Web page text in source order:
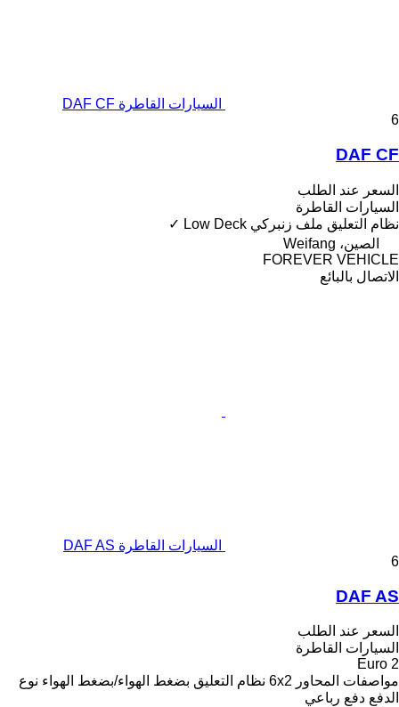
السيارات القاطرة DAF CF
6
DAF CF
السعر عند الطلب
السيارات القاطرة
نظام التعليق ملف زنبركي Low Deck
✓
الصين، Weifang
FOREVER VEHICLE
الاتصال بالبائع
السيارات القاطرة DAF AS
6
DAF AS
السعر عند الطلب
السيارات القاطرة
Euro 2
مواصفات المحاور 6x2 نظام التعليق بضغط الهواء/بضغط الهواء نوع
الدفع دفع رباعي